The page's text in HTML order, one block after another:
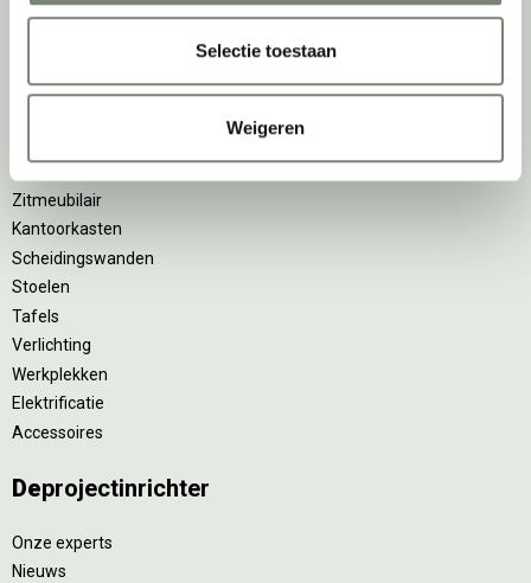
Selectie toestaan
Weigeren
Ergonomische bureaustoelen
Zitsta bureaus
Zitmeubilair
Kantoorkasten
Scheidingswanden
Stoelen
Tafels
Verlichting
Werkplekken
Elektrificatie
Accessoires
Deprojectinrichter
Onze experts
Nieuws